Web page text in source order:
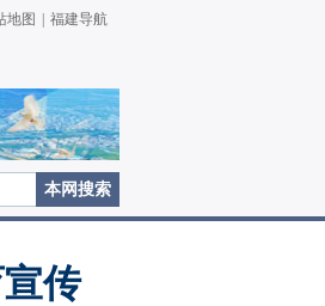
地图 福建导航
传